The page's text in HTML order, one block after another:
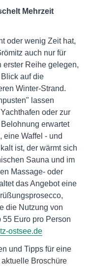
Mehrzeit
oder wenig Zeit hat,
auch nur für
erster Reihe gelegen,
auf die
Winter-Strand.
lassen
oder zur
erwartet
Waffel - und
ist, der wärmt sich
Sauna und im
Massage- oder
das Angebot eine
die Nutzung von
Euro pro Person
ostsee.de
und Tipps für eine
Broschüre